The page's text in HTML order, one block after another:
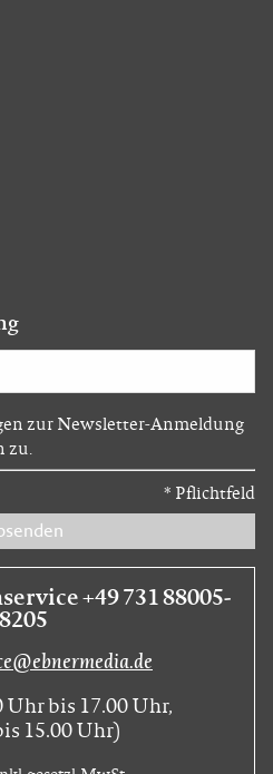
zur Newsletter-Anmeldung
zu.
* Pflichtfeld
+49 731 88005-
8205
Uhr bis 17.00 Uhr,
15.00 Uhr)